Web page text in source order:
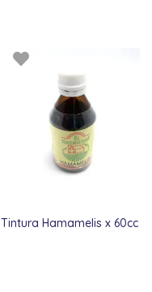
Tintura Hamamelis x 60cc